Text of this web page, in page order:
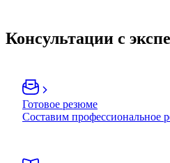
Консультации с
Готовое резюме
Составим профессиональное